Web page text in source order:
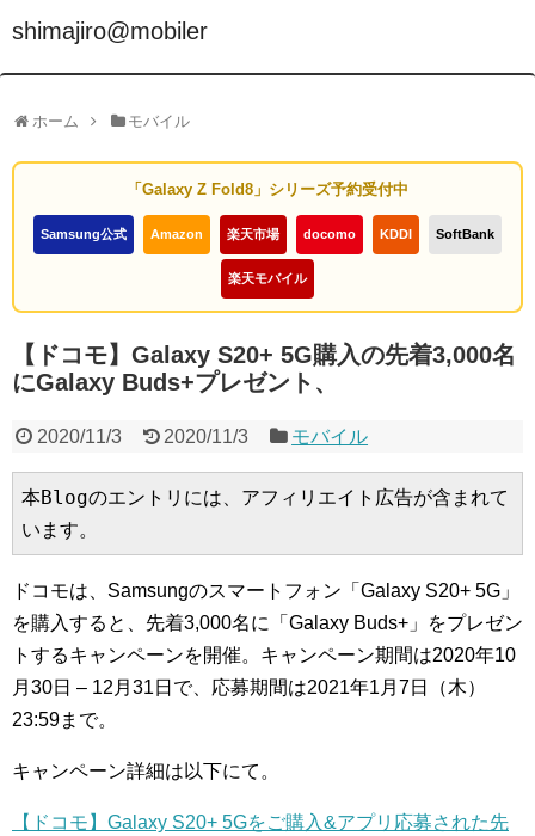
shimajiro@mobiler
ホーム モバイル
「Galaxy Z Fold8」シリーズ予約受付中
Samsung公式 Amazon 楽天市場 docomo KDDI SoftBank
楽天モバイル
【ドコモ】Galaxy S20+ 5G購入の先着3,000名
にGalaxy Buds+プレゼント、
2020/11/3 2020/11/3 モバイル
本Blogのエントリには、アフィリエイト広告が含まれて
います。
ドコモは、Samsungのスマートフォン「Galaxy S20+ 5G」
を購入すると、先着3,000名に「Galaxy Buds+」をプレゼン
トするキャンペーンを開催。キャンペーン期間は2020年10
月30日 – 12月31日で、応募期間は2021年1月7日（木）
23:59まで。
キャンペーン詳細は以下にて。
【ドコモ】Galaxy S20+ 5Gをご購入&アプリ応募された先